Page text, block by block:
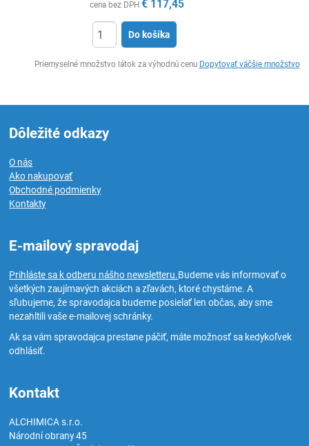
cena bez DPH € 117,45
Do košíka
Priemyselné množstvo látok za výhodnú cenu Dopytovať väčšie množstvo
Dôležité odkazy
O nás
Ako nakupovať
Obchodné podmienky
Kontakty
E-mailový spravodaj
Prihláste sa k odberu nášho newsletteru.Budeme vás informovať o
všetkých zaujímavých akciách a zľavách, ktoré chystáme. A
sľubujeme, že spravodajca budeme posielať len občas, aby sme
nezahltili vaše e-mailovej schránky.
Ak sa vám spravodajca prestane páčiť, máte možnosť sa kedykoľvek
odhlásiť.
Kontakt
ALCHIMICA s.r.o.
Národní obrany 45